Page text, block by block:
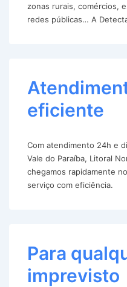
zonas rurais, comércios,
redes públicas… A
eficiente
Com atendimento 24h e
Vale do Paraíba, Litoral
chegamos rapidamente
serviço com eficiência.
Para
imprevisto